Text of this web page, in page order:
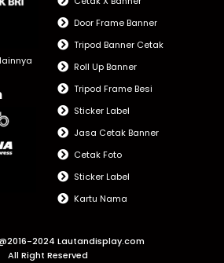
Door Frame Banner
Tripod Banner Cetak
Roll Up Banner
Tripod Frame Besi
Sticker Label
Jasa Cetak Banner
Cetak Foto
Sticker Label
Kartu Nama
2024 Lautandisplay.com
All Right Reserved